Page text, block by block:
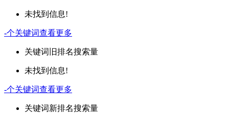
未找到信息!
-个关键词查看更多
关键词 旧排名搜索量
未找到信息!
-个关键词查看更多
关键词新排名搜索量